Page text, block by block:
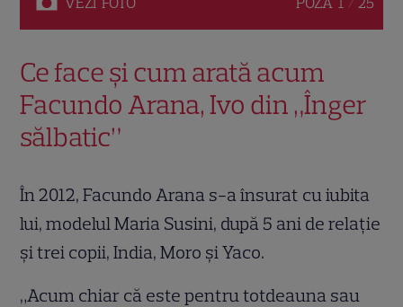
Ce face și cum arată acum
Facundo Arana, Ivo din „Înger
sălbatic”
În 2012, Facundo Arana s-a însurat cu iubita
lui, modelul Maria Susini, după 5 ani de relație
și trei copii, India, Moro și Yaco.
„Acum chiar că este pentru totdeauna sau